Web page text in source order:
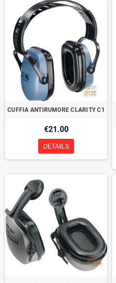
CUFFIA ANTIRUMORE CLARITY C1
€21.00
DETAILS